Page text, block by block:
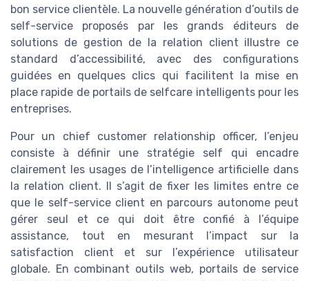
bon service clientèle. La nouvelle génération d’outils de
self-service proposés par les grands éditeurs de
solutions de gestion de la relation client illustre ce
standard d’accessibilité, avec des configurations
guidées en quelques clics qui facilitent la mise en
place rapide de portails de selfcare intelligents pour les
entreprises.
Pour un chief customer relationship officer, l’enjeu
consiste à définir une stratégie self qui encadre
clairement les usages de l’intelligence artificielle dans
la relation client. Il s’agit de fixer les limites entre ce
que le self-service client en parcours autonome peut
gérer seul et ce qui doit être confié à l’équipe
assistance, tout en mesurant l’impact sur la
satisfaction client et sur l’expérience utilisateur
globale. En combinant outils web, portails de service